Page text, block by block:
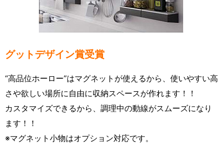
グットデザイン賞受賞
“高品位ホーロー”はマグネットが使えるから、使いやすい高
さや欲しい場所に自由に収納スペースが作れます！！
カスタマイズできるから、調理中の動線がスムーズになり
ます！！
※マグネット小物はオプション対応です。